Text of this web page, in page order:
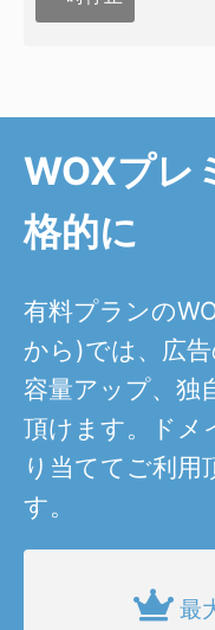
WOXプレ
格的に
有料プランの
から)では、広
容量アップ、独
頂けます。ドメ
り当ててご利用
す。
最